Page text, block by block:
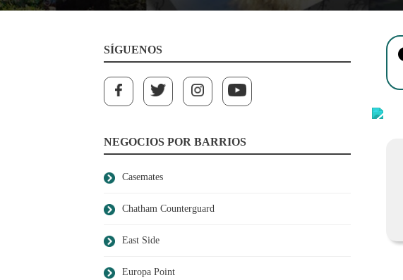
SÍGUENOS
NEGOCIOS POR BARRIOS
Casemates
Chatham Counterguard
East Side
Europa Point